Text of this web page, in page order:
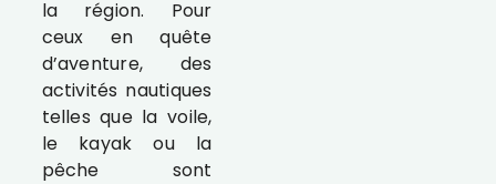
la région. Pour
ceux en quête
d’aventure, des
activités nautiques
telles que la voile,
le kayak ou la
pêche sont